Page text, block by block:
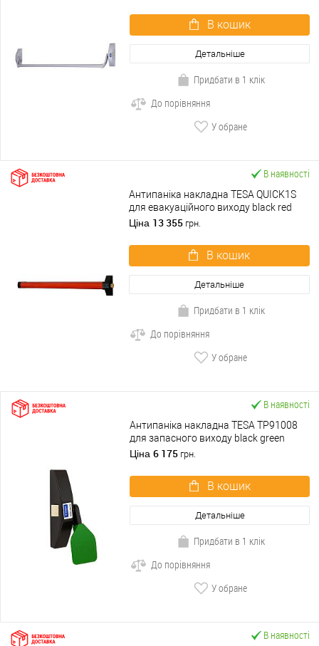
В кошик
Детальніше
Придбати в 1 клік
До порівняння
У обране
В наявності
Антипаніка накладна TESA QUICK1S
для евакуаційного виходу black red
чорно-червоний
Ціна 13 355 грн.
В кошик
Детальніше
Придбати в 1 клік
До порівняння
У обране
В наявності
Антипаніка накладна TESA TP91008
для запасного виходу black green
чорно-зелений
Ціна 6 175 грн.
В кошик
Детальніше
Придбати в 1 клік
До порівняння
У обране
В наявності